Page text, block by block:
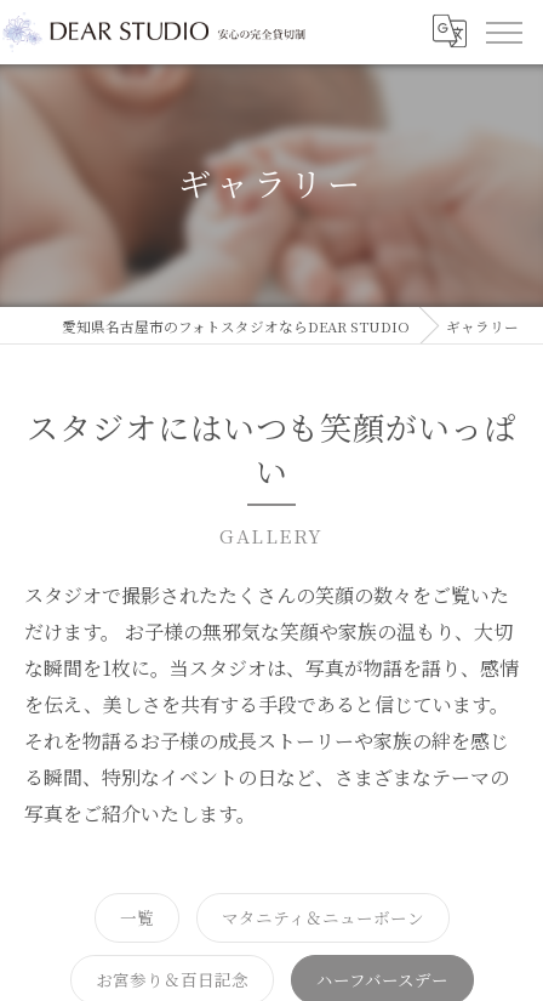
ギャラリー
愛知県名古屋市のフォトスタジオならDEAR STUDIO ギャラリー
スタジオにはいつも笑顔がいっぱ
い
GALLERY
スタジオで撮影されたたくさんの笑顔の数々をご覧いた
だけます。 お子様の無邪気な笑顔や家族の温もり、大切
な瞬間を1枚に。当スタジオは、写真が物語を語り、感情
を伝え、美しさを共有する手段であると信じています。
それを物語るお子様の成長ストーリーや家族の絆を感じ
る瞬間、特別なイベントの日など、さまざまなテーマの
写真をご紹介いたします。
一覧 マタニティ＆ニューボーン
お宮参り＆百日記念 ハーフバースデー